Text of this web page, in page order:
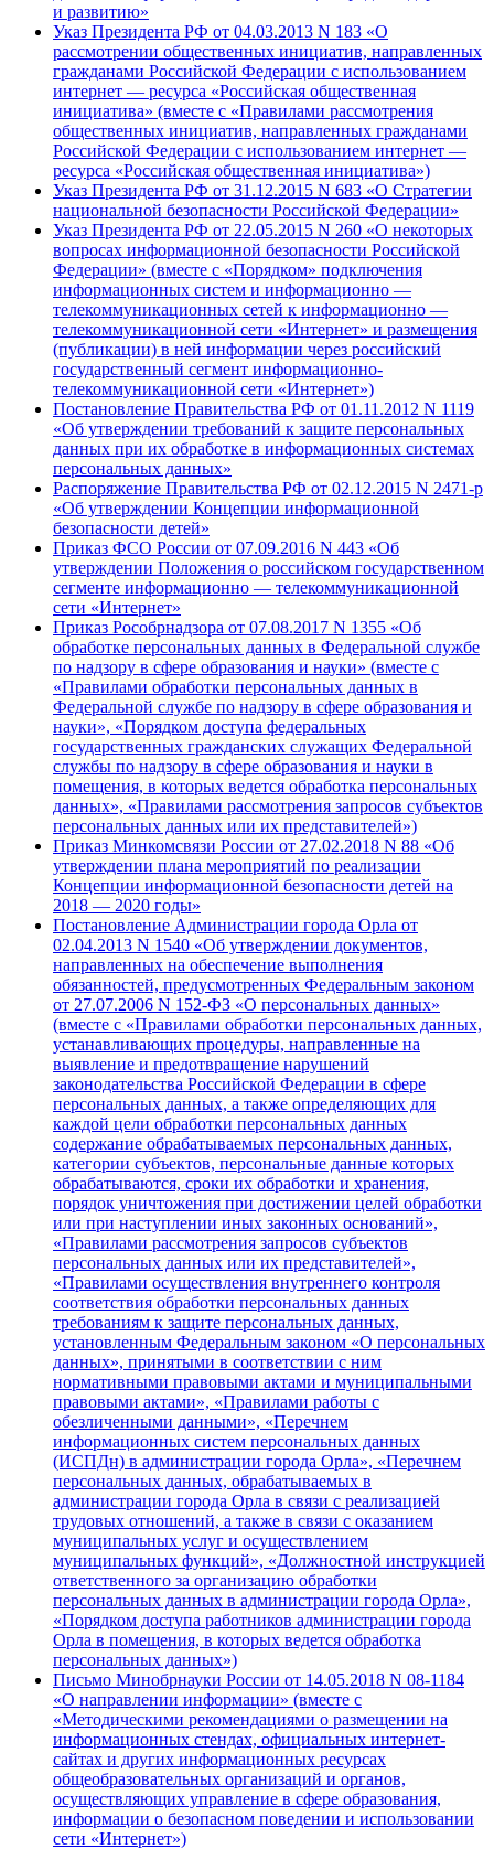
и развитию»
Указ Президента РФ от 04.03.2013 N 183 «О
рассмотрении общественных инициатив, направленных
гражданами Российской Федерации с использованием
интернет — ресурса «Российская общественная
инициатива» (вместе с «Правилами рассмотрения
общественных инициатив, направленных гражданами
Российской Федерации с использованием интернет —
ресурса «Российская общественная инициатива»)
Указ Президента РФ от 31.12.2015 N 683 «О Стратегии
национальной безопасности Российской Федерации»
Указ Президента РФ от 22.05.2015 N 260 «О некоторых
вопросах информационной безопасности Российской
Федерации» (вместе с «Порядком» подключения
информационных систем и информационно —
телекоммуникационных сетей к информационно —
телекоммуникационной сети «Интернет» и размещения
(публикации) в ней информации через российский
государственный сегмент информационно-
телекоммуникационной сети «Интернет»)
Постановление Правительства РФ от 01.11.2012 N 1119
«Об утверждении требований к защите персональных
данных при их обработке в информационных системах
персональных данных»
Распоряжение Правительства РФ от 02.12.2015 N 2471-р
«Об утверждении Концепции информационной
безопасности детей»
Приказ ФСО России от 07.09.2016 N 443 «Об
утверждении Положения о российском государственном
сегменте информационно — телекоммуникационной
сети «Интернет»
Приказ Рособрнадзора от 07.08.2017 N 1355 «Об
обработке персональных данных в Федеральной службе
по надзору в сфере образования и науки» (вместе с
«Правилами обработки персональных данных в
Федеральной службе по надзору в сфере образования и
науки», «Порядком доступа федеральных
государственных гражданских служащих Федеральной
службы по надзору в сфере образования и науки в
помещения, в которых ведется обработка персональных
данных», «Правилами рассмотрения запросов субъектов
персональных данных или их представителей»)
Приказ Минкомсвязи России от 27.02.2018 N 88 «Об
утверждении плана мероприятий по реализации
Концепции информационной безопасности детей на
2018 — 2020 годы»
Постановление Администрации города Орла от
02.04.2013 N 1540 «Об утверждении документов,
направленных на обеспечение выполнения
обязанностей, предусмотренных Федеральным законом
от 27.07.2006 N 152-ФЗ «О персональных данных»
(вместе с «Правилами обработки персональных данных,
устанавливающих процедуры, направленные на
выявление и предотвращение нарушений
законодательства Российской Федерации в сфере
персональных данных, а также определяющих для
каждой цели обработки персональных данных
содержание обрабатываемых персональных данных,
категории субъектов, персональные данные которых
обрабатываются, сроки их обработки и хранения,
порядок уничтожения при достижении целей обработки
или при наступлении иных законных оснований»,
«Правилами рассмотрения запросов субъектов
персональных данных или их представителей»,
«Правилами осуществления внутреннего контроля
соответствия обработки персональных данных
требованиям к защите персональных данных,
установленным Федеральным законом «О персональных
данных», принятыми в соответствии с ним
нормативными правовыми актами и муниципальными
правовыми актами», «Правилами работы с
обезличенными данными», «Перечнем
информационных систем персональных данных
(ИСПДн) в администрации города Орла», «Перечнем
персональных данных, обрабатываемых в
администрации города Орла в связи с реализацией
трудовых отношений, а также в связи с оказанием
муниципальных услуг и осуществлением
муниципальных функций», «Должностной инструкцией
ответственного за организацию обработки
персональных данных в администрации города Орла»,
«Порядком доступа работников администрации города
Орла в помещения, в которых ведется обработка
персональных данных»)
Письмо Минобрнауки России от 14.05.2018 N 08-1184
«О направлении информации» (вместе с
«Методическими рекомендациями о размещении на
информационных стендах, официальных интернет-
сайтах и других информационных ресурсах
общеобразовательных организаций и органов,
осуществляющих управление в сфере образования,
информации о безопасном поведении и использовании
сети «Интернет»)